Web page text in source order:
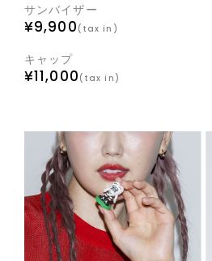
サンバイザー
¥9,900 (tax in)
キャップ
¥11,000 (tax in)